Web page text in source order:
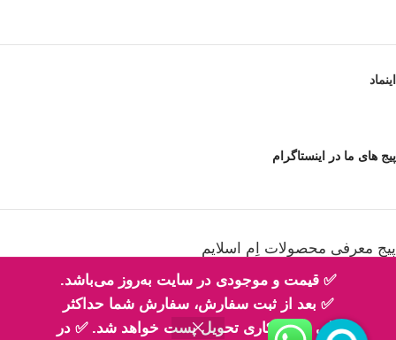
✅ قیمت و موجودی در سایت به‌روز می‌باشد.
✅ بعد از ثبت سفارش، سفارش شما حداکثر
طی 2 روز کاری تحویل پست خواهد شد. ✅ در
اینماد
پیج های ما در اینستاگرام
پیج معرفی محصولات اِم اسلایم